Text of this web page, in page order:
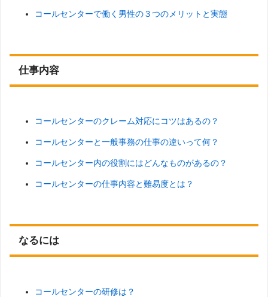
コールセンターで働く男性の３つのメリットと実態
仕事内容
コールセンターのクレーム対応にコツはあるの？
コールセンターと一般事務の仕事の違いって何？
コールセンター内の役割にはどんなものがあるの？
コールセンターの仕事内容と難易度とは？
なるには
コールセンターの研修は？